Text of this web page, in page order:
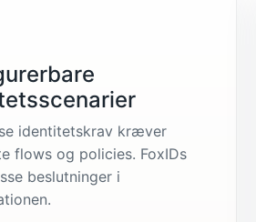
identitetskrav kræver
flows og policies. FoxIDs
beslutninger i